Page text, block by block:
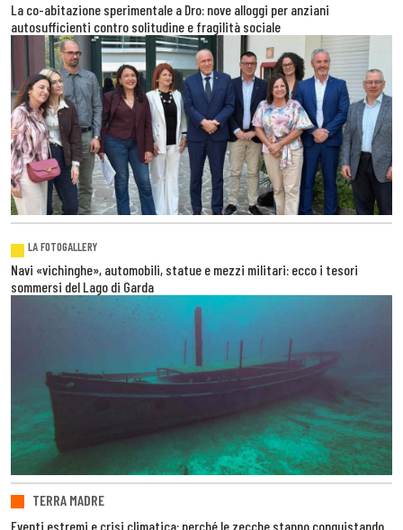
La co-abitazione sperimentale a Dro: nove alloggi per anziani
autosufficienti contro solitudine e fragilità sociale
LA FOTOGALLERY
Navi «vichinghe», automobili, statue e mezzi militari: ecco i tesori
sommersi del Lago di Garda
TERRA MADRE
Eventi estremi e crisi climatica: perché le zecche stanno conquistando